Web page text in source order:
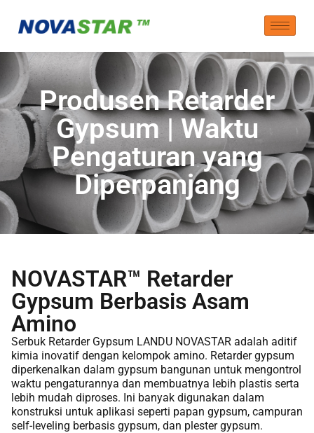
Produsen Retarder
Gypsum | Waktu
Pengaturan yang
Diperpanjang
NOVASTAR™ Retarder
Gypsum Berbasis Asam
Amino
Serbuk Retarder Gypsum LANDU NOVASTAR adalah aditif
kimia inovatif dengan kelompok amino. Retarder gypsum
diperkenalkan dalam gypsum bangunan untuk mengontrol
waktu pengaturannya dan membuatnya lebih plastis serta
lebih mudah diproses. Ini banyak digunakan dalam
konstruksi untuk aplikasi seperti papan gypsum, campuran
self-leveling berbasis gypsum, dan plester gypsum.